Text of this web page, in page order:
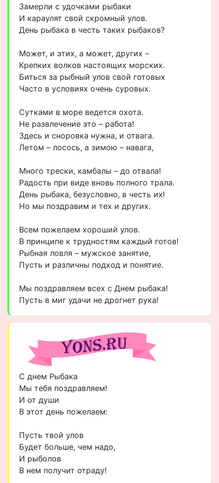
Замерли с удочками рыбаки
И караулят свой скромный улов.
День рыбака в честь таких рыбаков?
Может, и этих, а может, других –
Крепких волков настоящих морских.
Биться за рыбный улов свой готовых
Часто в условиях очень суровых.
Сутками в море ведется охота.
Не развлечение это – работа!
Здесь и сноровка нужна, и отвага.
Летом – лосось, а зимою – навага,
Много трески, камбалы – до отвала!
Радость при виде вновь полного трала.
День рыбака, безусловно, в честь их!
Но мы поздравим и тех и других.
Всем пожелаем хороший улов.
В принципе к трудностям каждый готов!
Рыбная ловля – мужское занятие,
Пусть и различны подход и понятие.
Мы поздравляем всех с Днем рыбака!
Пусть в миг удачи не дрогнет рука!
С днем Рыбака
Мы тебя поздравляем!
И от души
В этот день пожелаем:
Пусть твой улов
Будет больше, чем надо,
И рыболов
В нем получит отраду!